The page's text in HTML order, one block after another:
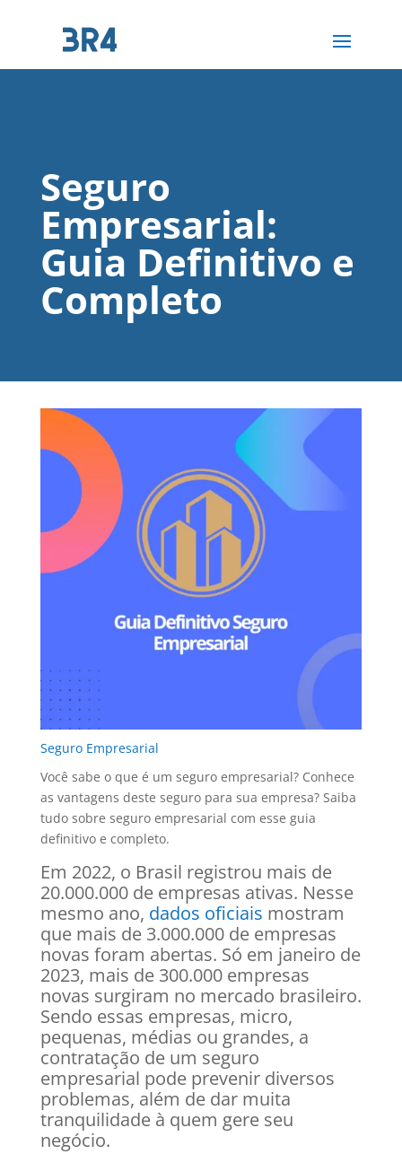
Seguro
Empresarial:
Guia Definitivo e
Completo
Seguro Empresarial
Você sabe o que é um seguro empresarial? Conhece
as vantagens deste seguro para sua empresa? Saiba
tudo sobre seguro empresarial com esse guia
definitivo e completo.
Em 2022, o Brasil registrou mais de
20.000.000 de empresas ativas. Nesse
mesmo ano, dados oficiais mostram
que mais de 3.000.000 de empresas
novas foram abertas. Só em janeiro de
2023, mais de 300.000 empresas
novas surgiram no mercado brasileiro.
Sendo essas empresas, micro,
pequenas, médias ou grandes, a
contratação de um seguro
empresarial pode prevenir diversos
problemas, além de dar muita
tranquilidade à quem gere seu
negócio.